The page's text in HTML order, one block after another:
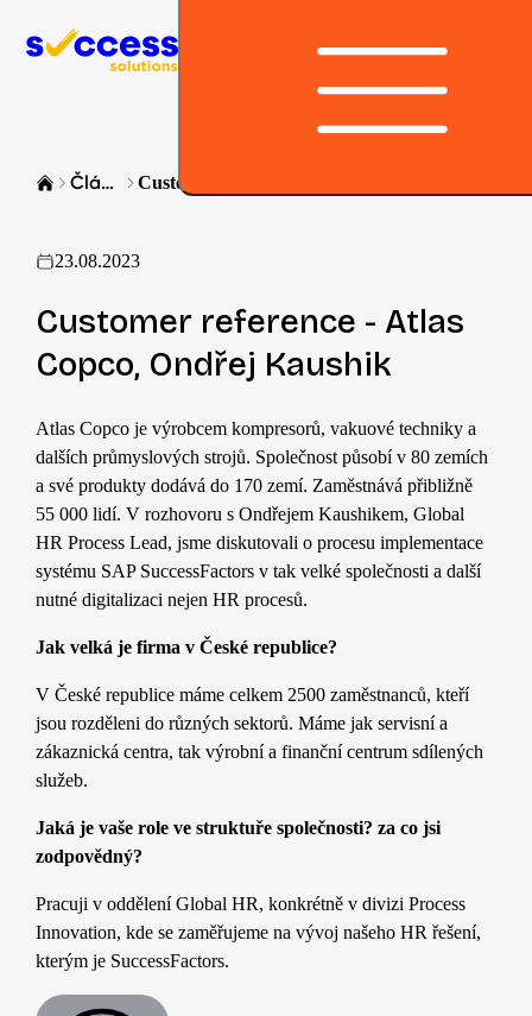
Článek
23.08.2023
Customer reference - Atlas
Copco, Ondřej Kaushik
Atlas Copco je výrobcem kompresorů, vakuové techniky a
dalších průmyslových strojů. Společnost působí v 80 zemích
a své produkty dodává do 170 zemí. Zaměstnává přibližně
55 000 lidí. V rozhovoru s Ondřejem Kaushikem, Global
HR Process Lead, jsme diskutovali o procesu implementace
systému SAP SuccessFactors v tak velké společnosti a další
nutné digitalizaci nejen HR procesů.
Jak velká je firma v České republice?
V České republice máme celkem 2500 zaměstnanců, kteří
jsou rozděleni do různých sektorů. Máme jak servisní a
zákaznická centra, tak výrobní a finanční centrum sdílených
služeb.
Jaká je vaše role ve struktuře společnosti? za co jsi
zodpovědný?
Pracuji v oddělení Global HR, konkrétně v divizi Process
Innovation, kde se zaměřujeme na vývoj našeho HR řešení,
kterým je SuccessFactors.